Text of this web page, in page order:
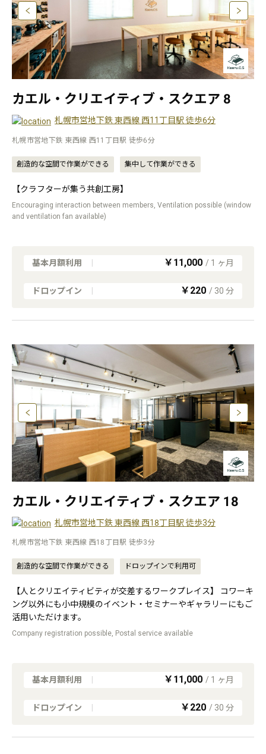
カエル・クリエイティブ・スクエア 8
札幌市営地下鉄 東西線 西11丁目駅 徒歩6分
札幌市営地下鉄 東西線 西11丁目駅 徒歩6分
創造的な空間で作業ができる 集中して作業ができる
【クラフターが集う共創工房】
Encouraging interaction between members, Ventilation possible (window
and ventilation fan available)
基本月額利用 ￥11,000 / 1 ヶ月
ドロップイン ￥220 / 30 分
カエル・クリエイティブ・スクエア 18
札幌市営地下鉄 東西線 西18丁目駅 徒歩3分
札幌市営地下鉄 東西線 西18丁目駅 徒歩3分
創造的な空間で作業ができる ドロップインで利用可
【人とクリエイティビティが交差するワークプレイス】 コワーキ
ング以外にも小中規模のイベント・セミナーやギャラリーにもご
活用いただけます。
Company registration possible, Postal service available
基本月額利用 ￥11,000 / 1 ヶ月
ドロップイン ￥220 / 30 分